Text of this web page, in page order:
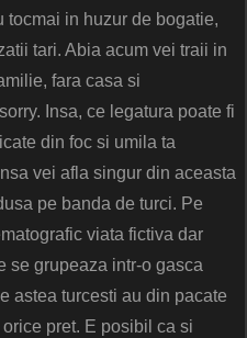
tocmai in huzur de bogatie,
tari. Abia acum vei traii in
fara casa si
Insa, ce legatura poate fi
din foc si umila ta
vei afla singur din aceasta
pe banda de turci. Pe
viata fictiva dar
se grupeaza intr-o gasca
astea turcesti au din pacate
pret. E posibil ca si